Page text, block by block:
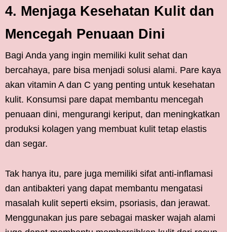
4. Menjaga Kesehatan Kulit dan
Mencegah Penuaan Dini
Bagi Anda yang ingin memiliki kulit sehat dan
bercahaya, pare bisa menjadi solusi alami. Pare kaya
akan vitamin A dan C yang penting untuk kesehatan
kulit. Konsumsi pare dapat membantu mencegah
penuaan dini, mengurangi keriput, dan meningkatkan
produksi kolagen yang membuat kulit tetap elastis
dan segar.
Tak hanya itu, pare juga memiliki sifat anti-inflamasi
dan antibakteri yang dapat membantu mengatasi
masalah kulit seperti eksim, psoriasis, dan jerawat.
Menggunakan jus pare sebagai masker wajah alami